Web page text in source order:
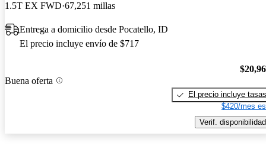
1.5T EX FWD 67,251 millas
Entrega a domicilio desde Pocatello, ID
El precio incluye envío de $717
Buena oferta
El precio incluye tasas
$420/mes
Verif. disponibilidad